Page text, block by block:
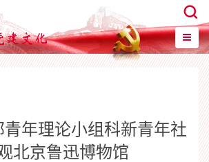
年理论小组科新青年社
北京鲁迅博物馆